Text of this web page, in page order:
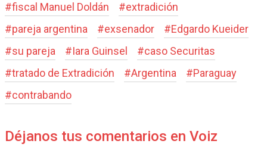
#fiscal Manuel Doldán #extradición
#pareja argentina #exsenador #Edgardo Kueider
#su pareja #Iara Guinsel #caso Securitas
#tratado de Extradición #Argentina #Paraguay
#contrabando
Déjanos tus comentarios en Voiz